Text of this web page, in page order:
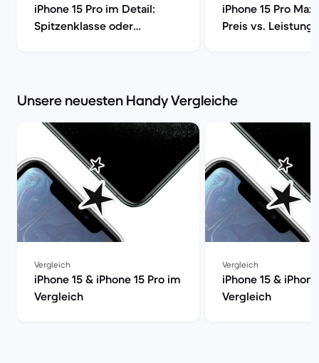
iPhone 15 Pro im Detail:
Spitzenklasse oder
iPhone 15 Pro
Preis vs. Leistung
Unsere neuesten Handy Vergleiche
Vergleich
iPhone 15 & iPhone 15 Pro im
Vergleich
Vergleich
iPhone 15 &
Vergleich